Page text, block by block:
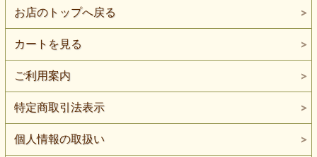
お店のトップへ戻る
カートを見る
ご利用案内
特定商取引法表示
個人情報の取扱い